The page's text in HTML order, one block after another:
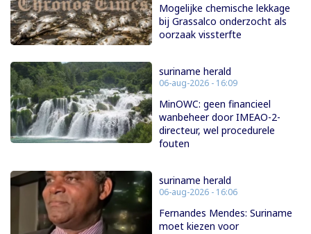
Mogelijke chemische lekkage
bij Grassalco onderzocht als
oorzaak vissterfte
suriname herald
06-aug-2026 - 16:09
MinOWC: geen financieel
wanbeheer door IMEAO-2-
directeur, wel procedurele
fouten
suriname herald
06-aug-2026 - 16:06
Fernandes Mendes: Suriname
moet kiezen voor